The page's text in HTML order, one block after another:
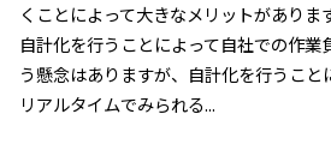
くことによって大きなメリットがあり
自計化を行うことによって自社での作業
う懸念はありますが、自計化を行うこ
リアルタイムでみられる...